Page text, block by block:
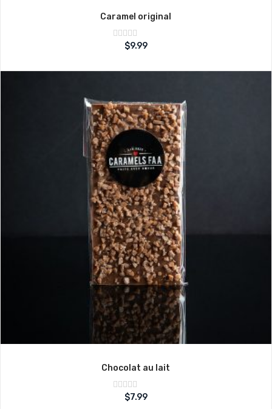
Caramel original
Note
sur
$9.99
Chocolat au lait
Note
sur
$7.99